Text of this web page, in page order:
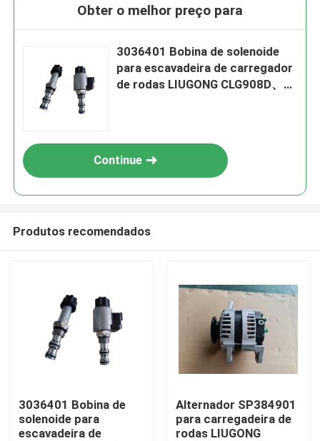
Casa
Obter o melhor preço para
3036401 Bobina de solenoide
para escavadeira de carregador
de rodas LIUGONG CLG908D、
Continue
Produtos recomendados
3036401 Bobina de
solenoide para
escavadeira de
Alternador SP384901
para carregadeira de
rodas LIUGONG